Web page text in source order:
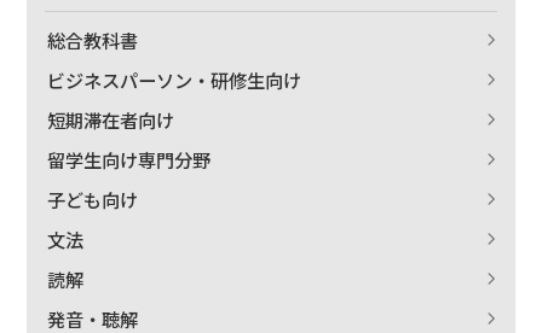
総合教科書
ビジネスパーソン・研修生向け
短期滞在者向け
留学生向け専門分野
子ども向け
文法
読解
発音・聴解